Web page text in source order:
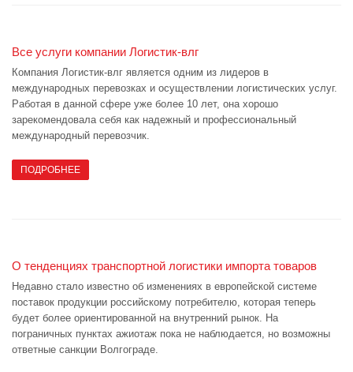
Все услуги компании Логистик-влг
Компания Логистик-влг является одним из лидеров в
международных перевозках и осуществлении логистических услуг.
Работая в данной сфере уже более 10 лет, она хорошо
зарекомендовала себя как надежный и профессиональный
международный перевозчик.
ПОДРОБНЕЕ
О тенденциях транспортной логистики импорта товаров
Недавно стало известно об изменениях в европейской системе
поставок продукции российскому потребителю, которая теперь
будет более ориентированной на внутренний рынок. На
пограничных пунктах ажиотаж пока не наблюдается, но возможны
ответные санкции Волгограде.